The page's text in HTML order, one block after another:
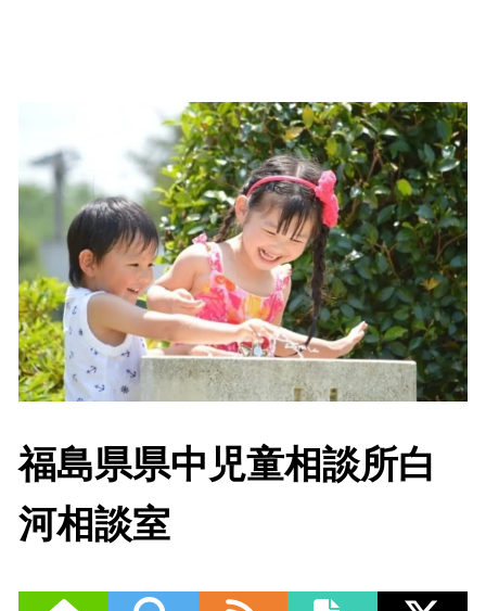
福島県県中児童相談所白
河相談室